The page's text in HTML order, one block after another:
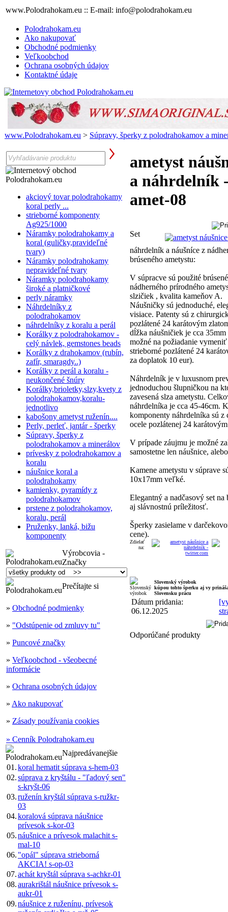
www.Polodrahokam.eu :: E-mail: info@polodrahokam.eu
Polodrahokam.eu
Ako nakupovať
Obchodné podmienky
Veľkoobchod
Ochrana osobných údajov
Kontaktné údaje
www.Polodrahokam.eu > Súpravy, šperky z polodrahokamov a
akciový tovar polodrahokamy
koral perly ...
strieborné komponenty
Ag925/1000
Náramky polodrahokamy a
koral (guličky,pravideľné
tvary)
Náramky polodrahokamy
nepravideľné tvary
Náramky polodrahokamy
široké a platničkové
perly náramky
Náhrdelníky z
polodrahokamov
náhrdelníky z koralu a perál
Korálky z polodrahokamov -
celý návlek, gemstones beads
Korálky z drahokamov (rubín,
zafír, smaragdy..)
Korálky z perál a koralu -
neukončené šnúry
Korálky,brioletky,slzy,kvety z
polodrahokamov,koralu-
jednotlivo
kabošony ametyst ruženín....
Perly, perleť, jantár - šperky
Súpravy, šperky z
polodrahokamov a minerálov
prívesky z polodrahokamov a
koralu
náušnice koral a
polodrahokamy
kamienky, pyramídy z
polodrahokamov
prstene z polodrahokamov,
koralu, perál
Pruženky, lanká, bižu
komponenty
Výrobcovia -
Značky
Prečítajte si
» Obchodné podmienky
» "Odstúpenie od zmluvy tu"
» Puncové značky
» Veľkoobchod - všeobecné
informácie
» Ochrana osobných údajov
» Ako nakupovať
» Zásady používania cookies
» Cenník Polodrahokam.eu
Najpredávanejšie
01.koral hematit súprava s-hem-03
02.súprava z kryštálu - "ľadový sen"
s-kryšt-06
03.ruženín kryštál súprava s-ružkr-
03
04.koralová súprava náušnice
prívesok s-kor-03
05.náušnice a prívesok malachit s-
mal-10
06. "opál" súprava strieborná
AKCIA! s-op-03
07.achát kryštál súprava s-achkr-01
08.aurakrištál náušnice prívesok s-
aukr-01
09.náušnice z ruženínu, prívesok
ametyst
a náhrdelník
amet-08
Set
náhrdelník a náušníce z
brúseného ametystu:
V súpracve sú použité
nádherného prírodného
slzičiek , kvalita kameňov A.
Náušničky sú jednoduché,
visiace. Patenty sú z
pozlátené 24 karátovým
dĺžka náušničiek je cca 35mm
možné na požiadanie vymeniť
strieborné pozlátené 24
za doplatok 10 eur).
Náhrdelník je v luxusnom
jednoduchou šlupničkou na
zavesená slza ametystu.
náhrdelníka je cca 45-46cm.
komponenty náhrdelníka sú z
ocele pozlátenej 24
V prípade záujmu je možné
samostetne len náušnice,
Kamene ametystu v súprave
10x17mm veľké.
Elegantný a nadčasový set na
aj slávnostnú príležitosť.
Šperky zasielame v
cene).
Zdielať
na:
Slovenský výrobok
kúpou tohto šperku aj vy
Slovensku prácu
Dátum pridania:
06.12.2025
Odporúčané produkty